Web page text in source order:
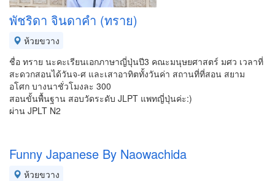
พัชริดา จินดาคำ (ทราย)
ห้วยขวาง
ชื่อ ทราย นะคะเรียนเอกภาษาญี่ปุ่นปี3 คณะมนุษยศาสตร์ มศว เวลาที่
สะดวกสอนได้วันจ-ศ และเสาอาทิตทั้งวันค่า สถานที่ที่สอน สยาม
อโศก บางนาชั่วโมงละ 300
สอนขั้นพื้นฐาน สอบวัดระดับ JLPT แพทญี่ปุ่นค่ะ:)
ผ่าน JPLT N2
Funny Japanese By Naowachida
ห้วยขวาง